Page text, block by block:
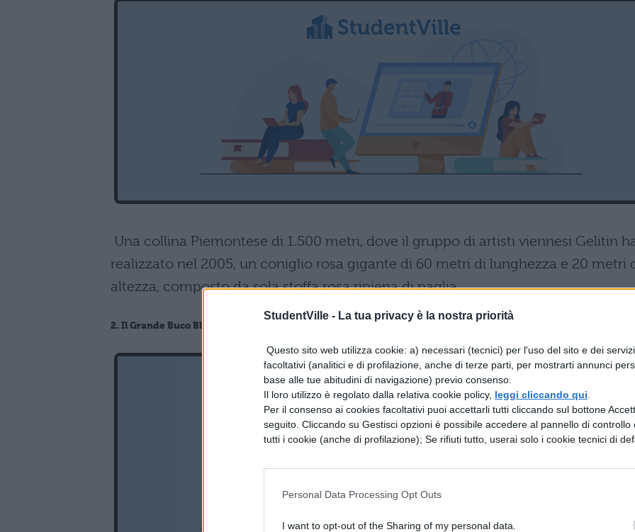
StudentVille - La tua privacy è la nostra priorità
Questo sito web utilizza cookie: a) necessari (tecnici) per l'uso del sito e dei
facoltativi (analitici e di profilazione, anche di terze parti, per mostrarti annunci
base alle tue abitudini di navigazione) previo consenso.
Il loro utilizzo è regolato dalla relativa cookie policy, leggi cliccando qui
Per il consenso ai cookies facoltativi puoi accettarli tutti cliccando sul bottone
seguito. Cliccando su Gestisci opzioni è possibile accedere al pannello di controllo
tutti i cookie (anche di profilazione); Se rifiuti tutto, userai solo i cookie tecnici di
Personal Data Processing Opt Outs
I want to opt-out of the Sharing of my personal data.
Una collina Piemontese di 1.500 metri, dove il gruppo di artisti viennesi Gelitin
realizzato nel 2005, un coniglio rosa gigante di 60 metri di lunghezza e 20 metri
altezza, composto da sola stoffa rosa ripiena di paglia.
2. Il Grande Buco Blu in Belize